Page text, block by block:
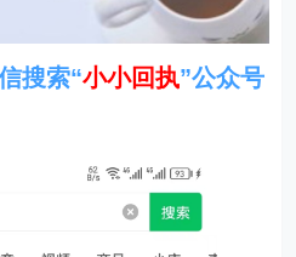
搜索“小小回执”公众号